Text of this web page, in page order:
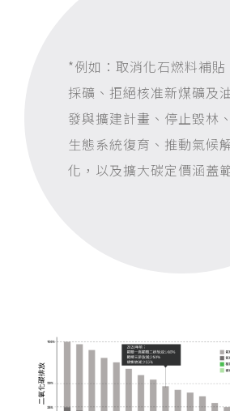
*例如：取消化石燃料補
採礦、拒絕核准新煤礦及
發與擴建計畫、停止毀林
生態系統復育、推動氣候
化，以及擴大碳定價涵蓋